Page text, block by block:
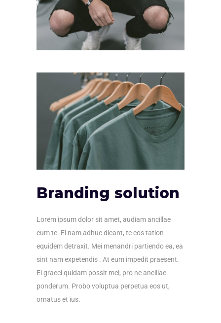
Branding solution
Lorem ipsum dolor sit amet, audiam ancillae
eum te. Ei nam adhuc dicant, te eos tation
equidem detraxit. Mei menandri partiendo ea, ea
sint nam expetendis . At eum impedit praesent.
Ei graeci quidam possit mei, pro ne ancillae
ponderum. Probo voluptua perpetua eos ut,
ornatus et ius.